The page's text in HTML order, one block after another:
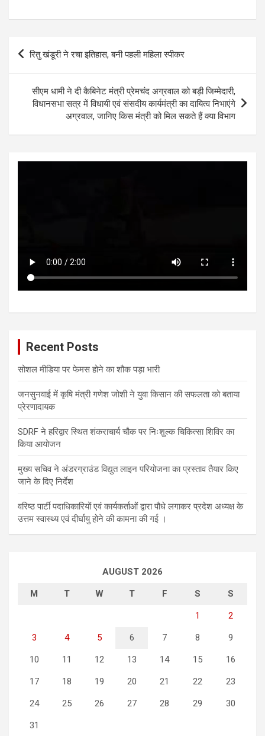
at
s
A
p
p
ce
b
o
o
k
tt
er
se
n
g
er
ke
dI
n
ar
Post
navigation
रितु खंडूरी ने रचा इतिहास, बनी पहली महिला स्पीकर
सीएम धामी ने दी कैबिनेट मंत्री प्रेमचंद अग्रवाल को बड़ी जिम्मेदारी,
विधानसभा सत्र में विधायी एवं संसदीय कार्यमंत्री का दायित्व निभाएंगे
अग्रवाल, जानिए किस मंत्री को मिल सकते हैं क्या विभाग
Recent Posts
सोशल मीडिया पर फेमस होने का शौक पड़ा भारी
जनसुनवाई में कृषि मंत्री गणेश जोशी ने युवा किसान की सफलता को बताया
प्रेरणादायक
SDRF ने हरिद्वार स्थित शंकराचार्य चौक पर निःशुल्क चिकित्सा शिविर का
किया आयोजन
मुख्य सचिव ने अंडरग्राउंड विद्युत लाइन परियोजना का प्रस्ताव तैयार किए
जाने के दिए निर्देश
वरिष्ठ पार्टी पदाधिकारियों एवं कार्यकर्ताओं द्वारा पौधे लगाकर प्रदेश अध्यक्ष के
उत्तम स्वास्थ्य एवं दीर्घायु होने की कामना की गई ।
AUGUST 2026
M T W T F S S
1 2
3 4 5 6 7 8 9
10 11 12 13 14 15 16
17 18 19 20 21 22 23
24 25 26 27 28 29 30
31